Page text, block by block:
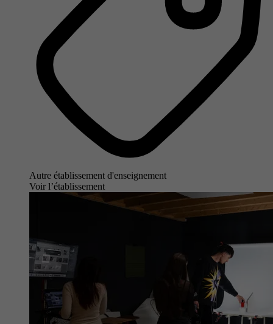
Autre établissement d'enseignement
Voir l’établissement